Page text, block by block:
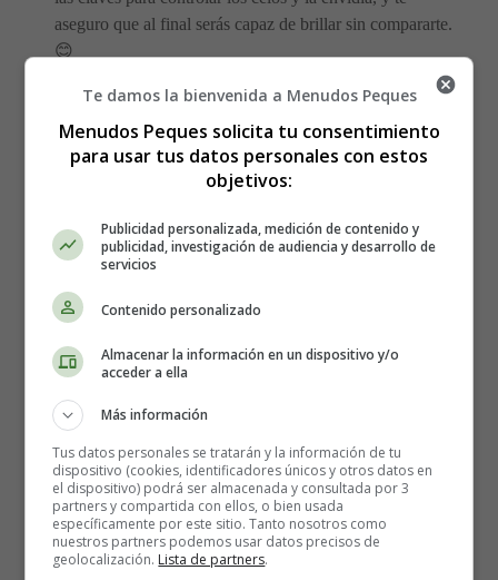
aseguro que al final serás capaz de brillar sin compararte.
😊
Cómo controlar los celos y la
envidia: Encuentra tu propio
camino hacia el éxito
desencadenantes de loscelosy la
cualidades y logros, es más fácil que te sientas
tiempo para reflexionar sobre tus fortalezas y logros, y
tienes mucho que ofrecer!
2️⃣Practica la gratitud: La envidia se alimenta de la
falta de aprecio por lo que tenemos.Cultivar la
Te damos la bienvenida a Menudos Peques
Menudos Peques solicita tu consentimiento
para usar tus datos personales con estos
objetivos:
Publicidad personalizada, medición de contenido y
publicidad, investigación de audiencia y desarrollo de
servicios
Contenido personalizado
Almacenar la información en un dispositivo y/o
acceder a ella
Más información
Tus datos personales se tratarán y la información de tu
dispositivo (cookies, identificadores únicos y otros datos en
el dispositivo) podrá ser almacenada y consultada por 3
partners y compartida con ellos, o bien usada
específicamente por este sitio. Tanto nosotros como
nuestros partners podemos usar datos precisos de
geolocalización. Lista de partners.